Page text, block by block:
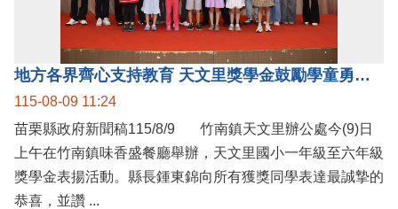
地方各界齊心支持教育 天文里獎學金鼓勵學童勇敢追夢
115-08-09 11:24
苗栗縣政府新聞稿115/8/9 竹南鎮天文里辦公處今(9)日
上午在竹南鎮味香盛餐廳舉辦，天文里國小一年級至六年級
獎學金表揚活動。縣長鍾東錦向所有獲獎同學表達最誠摯的
恭喜，並讚 ...